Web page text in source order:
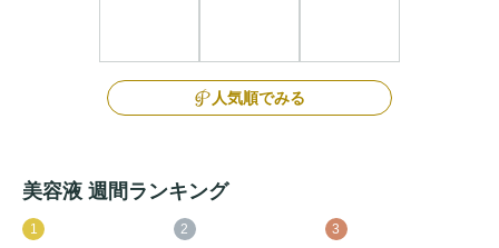
人気順でみる
美容液 週間ランキング
1 2 3